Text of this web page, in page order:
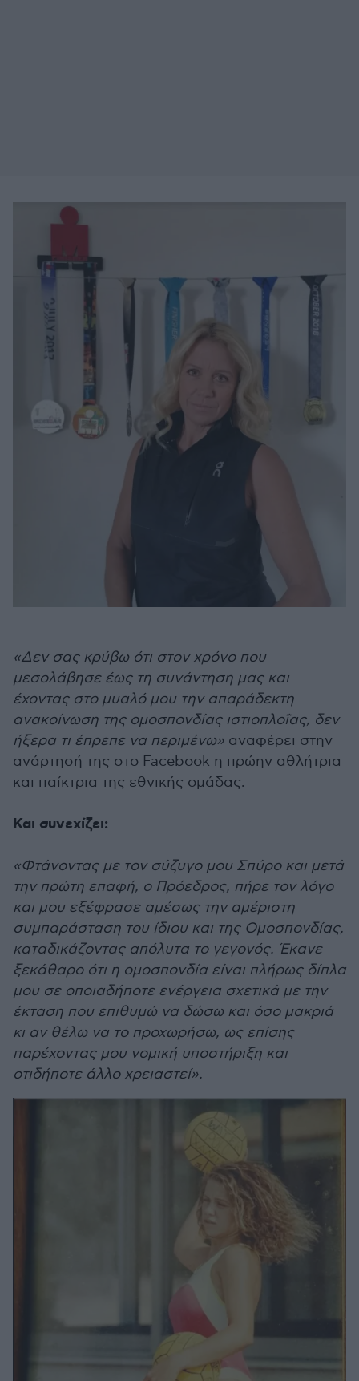
«Δεν σας κρύβω ότι στον χρόνο που
μεσολάβησε έως τη συνάντηση μας και
έχοντας στο μυαλό μου την απαράδεκτη
ανακοίνωση της ομοσπονδίας ιστιοπλοΐας, δεν
ήξερα τι έπρεπε να περιμένω» αναφέρει στην
ανάρτησή της στο Facebook η πρώην αθλήτρια
και παίκτρια της εθνικής ομάδας.
Και συνεχίζει:
«Φτάνοντας με τον σύζυγο μου Σπύρο και μετά
την πρώτη επαφή, ο Πρόεδρος, πήρε τον λόγο
και μου εξέφρασε αμέσως την αμέριστη
συμπαράσταση του ίδιου και της Ομοσπονδίας,
καταδικάζοντας απόλυτα το γεγονός. Έκανε
ξεκάθαρο ότι η ομοσπονδία είναι πλήρως δίπλα
μου σε οποιαδήποτε ενέργεια σχετικά με την
έκταση που επιθυμώ να δώσω και όσο μακριά
κι αν θέλω να το προχωρήσω, ως επίσης
παρέχοντας μου νομική υποστήριξη και
οτιδήποτε άλλο χρειαστεί».